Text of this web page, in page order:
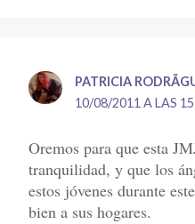
PATRICIA
10/08/2011 A LAS
Oremos para que esta
tranquilidad, y que los
estos jóvenes durante
bien a sus hogares.